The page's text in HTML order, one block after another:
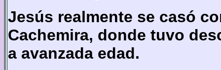
Jesús realmente se casó
Cachemira, donde tuvo
a avanzada edad.